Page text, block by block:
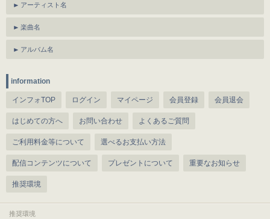
アーティスト名
楽曲名
アルバム名
information
インフォTOP ログイン マイページ 会員登録 会員退会
はじめての方へ お問い合わせ よくあるご質問
ご利用料金等について 選べるお支払い方法
配信コンテンツについて プレゼントについて 重要なお知らせ
推奨環境
推奨環境